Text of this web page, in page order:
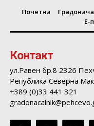
Почетна
Е-
Контакт
ул.Равен бр.8 2326
Република Северна
+389 (0)33 441 321